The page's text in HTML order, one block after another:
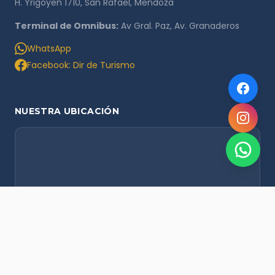
H. Yrigoyen 1710, San Rafael, Mendoza
Terminal de Omnibus: Av Gral. Paz, Av. Granaderos
WhatsApp
Facebook: Dir de Turismo
NUESTRA UBICACIÓN